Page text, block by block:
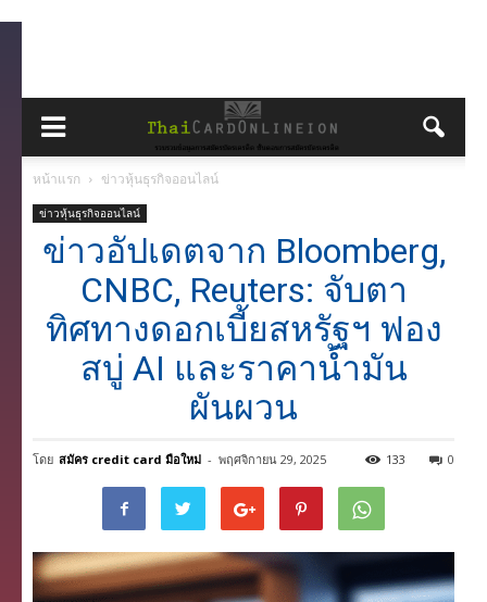
หน้าแรก ข่าวหุ้นธุรกิจออนไลน์
ข่าวหุ้นธุรกิจออนไลน์
ข่าวอัปเดตจาก Bloomberg,
CNBC, Reuters: จับตา
ทิศทางดอกเบี้ยสหรัฐฯ ฟอง
สบู่ AI และราคาน้ำมัน
ผันผวน
โดย สมัคร credit card มือใหม่ - พฤศจิกายน 29, 2025 0
133